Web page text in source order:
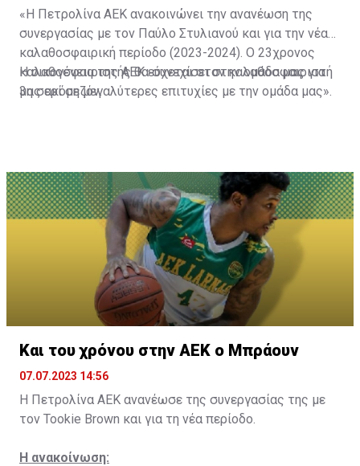
«Η Πετρολίνα ΑΕΚ ανακοινώνει την ανανέωση της
συνεργασίας με τον Παύλο Στυλιανού και για την νέα
καλαθοσφαιρική περίοδο (2023-2024). Ο 23χρονος
καλαθοσφαιριστής θα συνεχίσει στην ομάδα μας για
3η σερί σεζόν.
Η οικογένεια της ΑΕΚ εύχεται στον καλαθοσφαιριστή
μας ακόμη μεγαλύτερες επιτυχίες με την ομάδα μας».
Και του χρόνου στην ΑΕΚ ο Μπράουν
07.07.2023 14:56
Η Πετρολίνα ΑΕΚ ανανέωσε της συνεργασίας της με
τον Tookie Brown και για τη νέα περίοδο.
Η ανακοίνωση: